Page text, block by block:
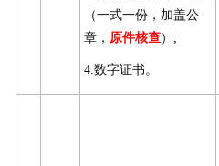
（一式一份，加盖公
章， 原件核查）;
4.数字证书。